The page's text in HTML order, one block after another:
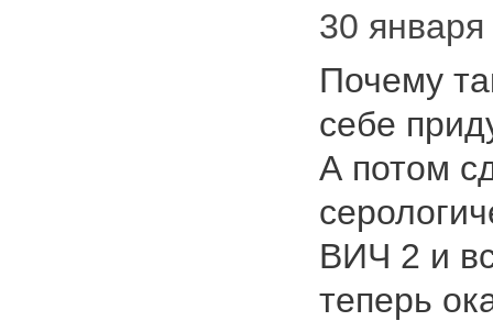
30
Почему
себе
А потом
ВИЧ 2 и
теперь